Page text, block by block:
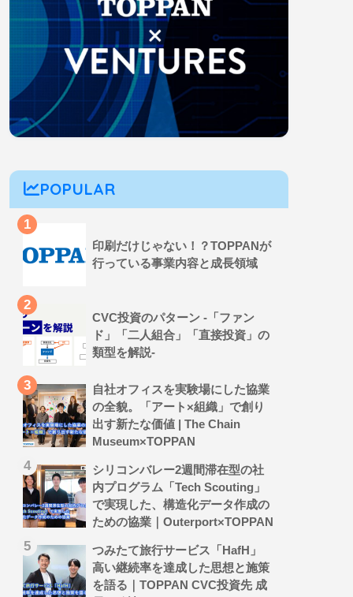
POPULAR
印刷だけじゃない！？TOPPANが
行っている事業内容と成長領域
CVC投資のパターン -「ファン
ド」「二人組合」「直接投資」の
類型を解説-
自社オフィスを実験場にした協業
の全貌。「アート×組織」で創り
出す新たな価値 | The Chain
Museum×TOPPAN
シリコンバレー2週間滞在型の社
内プログラム「Tech Scouting」
で実現した、構造化データ作成の
ための協業｜Outerport×TOPPAN
つみたて旅行サービス「HafH」
高い継続率を達成した思想と施策
を語る｜TOPPAN CVC投資先 成